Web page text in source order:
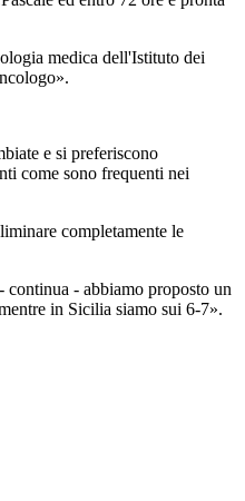
medica dell'Istituto dei
e si preferiscono
come sono frequenti nei
completamente le
- abbiamo proposto un
in Sicilia siamo sui 6-7».